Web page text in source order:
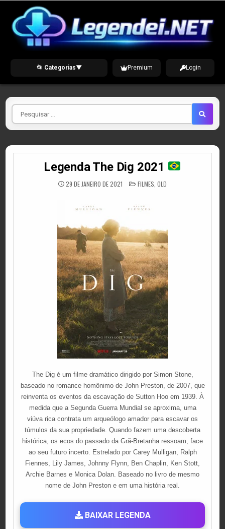
content
📂 Categorias▼ Premium Login
Pesquisar
por
Legenda The Dig 2021
29 DE JANEIRO DE 2021 POSTED
IN
FILMES OLD
The Dig é um filme dramático dirigido por Simon Stone,
baseado no romance homônimo de John Preston, de 2007, que
reinventa os eventos da escavação de Sutton Hoo em 1939. À
medida que a Segunda Guerra Mundial se aproxima, uma
viúva rica contrata um arqueólogo amador para escavar os
túmulos da sua propriedade. Quando fazem uma descoberta
histórica, os ecos do passado da Grã-Bretanha ressoam, face
ao seu futuro incerto. Estrelado por Carey Mulligan, Ralph
Fiennes, Lily James, Johnny Flynn, Ben Chaplin, Ken Stott,
Archie Barnes e Monica Dolan. Baseado no livro de mesmo
nome de John Preston e em uma história real.
BAIXAR LEGENDA